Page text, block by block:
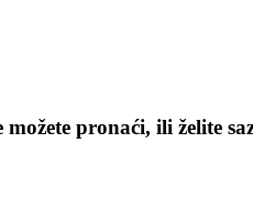
pronaći, ili želite